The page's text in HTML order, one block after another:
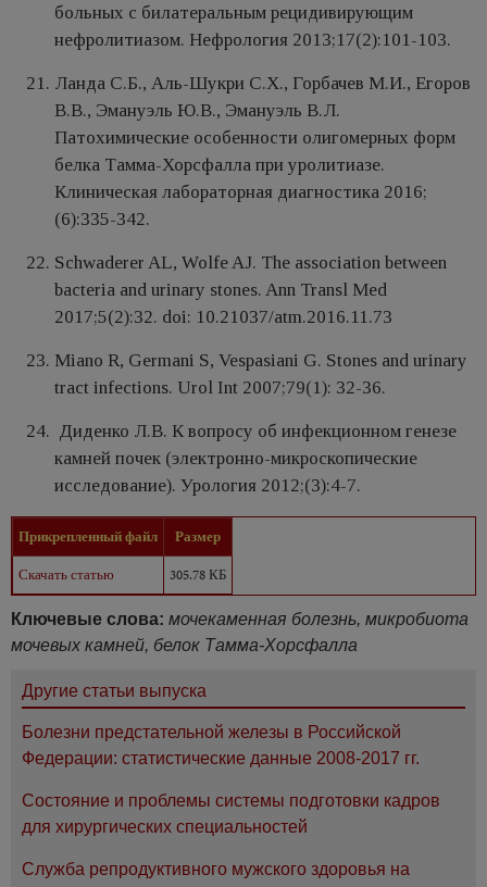
больных с билатеральным рецидивирующим
нефролитиазом. Нефрология 2013;17(2):101-103.
Ланда С.Б., Аль-Шукри С.Х., Горбачев М.И., Егоров
В.В., Эмануэль Ю.В., Эмануэль В.Л.
Патохимические особенности олигомерных форм
белка Тамма-Хорсфалла при уролитиазе.
Клиническая лабораторная диагностика 2016;
(6):335-342.
Schwaderer AL, Wolfe AJ. The association between
bacteria and urinary stones. Ann Transl Med
2017;5(2):32. doi: 10.21037/atm.2016.11.73
Miano R, Germani S, Vespasiani G. Stones and urinary
tract infections. Urol Int 2007;79(1): 32-36.
Диденко Л.В. К вопросу об инфекционном генезе
камней почек (электронно-микроскопические
исследование). Урология 2012;(3):4-7.
Прикрепленный файл
Размер
Скачать статью
305.78 КБ
Ключевые слова: мочекаменная болезнь, микробиота
мочевых камней, белок Тамма-Хорсфалла
Другие статьи выпуска
Болезни предстательной железы в Российской
Федерации: статистические данные 2008-2017 гг.
Состояние и проблемы системы подготовки кадров
для хирургических специальностей
Служба репродуктивного мужского здоровья на